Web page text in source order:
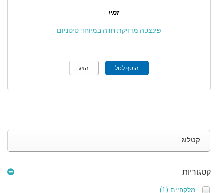
זמין
פינצטה מדויקת חדה במיוחד טיטניום
הוסף לסל הצג
קטלוג
קטגוריות
מלקחיים (1)